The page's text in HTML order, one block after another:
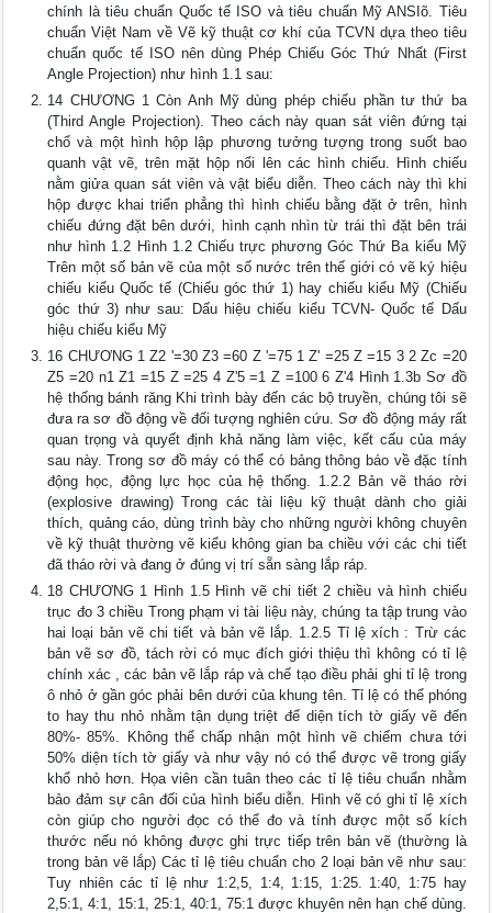
chính là tiêu chuẩn Quốc tế ISO và tiêu chuẩn Mỹ ANSIõ. Tiêu
chuẩn Việt Nam về Vẽ kỹ thuật cơ khí của TCVN dựa theo tiêu
chuẩn quốc tế ISO nên dùng Phép Chiếu Góc Thứ Nhất (First
Angle Projection) như hình 1.1 sau:
14 CHƯƠNG 1 Còn Anh Mỹ dùng phép chiếu phần tư thứ ba
(Third Angle Projection). Theo cách này quan sát viên đứng tại
chổ và một hình hộp lập phương tưởng tượng trong suốt bao
quanh vật vẽ, trên mặt hộp nổi lên các hình chiếu. Hình chiếu
nằm giửa quan sát viên và vật biểu diễn. Theo cách này thì khi
hộp được khai triển phẳng thì hình chiếu bằng đặt ở trên, hình
chiếu đứng đặt bên dưới, hình cạnh nhìn từ trái thì đặt bên trái
như hình 1.2 Hình 1.2 Chiếu trực phương Góc Thứ Ba kiểu Mỹ
Trên một số bản vẽ của một số nước trên thế giới có vẽ ký hiệu
chiếu kiểu Quốc tế (Chiếu góc thứ 1) hay chiếu kiểu Mỹ (Chiếu
góc thứ 3) như sau: Dấu hiệu chiếu kiểu TCVN- Quốc tế Dấu
hiệu chiếu kiểu Mỹ
16 CHƯƠNG 1 Z2 '=30 Z3 =60 Z '=75 1 Z' =25 Z =15 3 2 Zc =20
Z5 =20 n1 Z1 =15 Z =25 4 Z'5 =1 Z =100 6 Z'4 Hình 1.3b Sơ đồ
hệ thống bánh răng Khi trình bày đến các bộ truyền, chúng tôi sẽ
đưa ra sơ đồ động về đối tượng nghiên cứu. Sơ đồ động máy rất
quan trọng và quyết định khả năng làm việc, kết cấu của máy
sau này. Trong sơ đồ máy có thể có bảng thông báo về đặc tính
động học, động lực học của hệ thống. 1.2.2 Bản vẽ tháo rời
(explosive drawing) Trong các tài liệu kỹ thuật dành cho giải
thích, quảng cáo, dùng trình bày cho những người không chuyên
về kỹ thuật thường vẽ kiểu không gian ba chiều với các chi tiết
đã tháo rời và đang ở đúng vị trí sẵn sàng lắp ráp.
18 CHƯƠNG 1 Hình 1.5 Hình vẽ chi tiết 2 chiều và hình chiếu
trục đo 3 chiều Trong phạm vi tài liệu này, chúng ta tập trung vào
hai loại bản vẽ chi tiết và bản vẽ lắp. 1.2.5 Tỉ lệ xích : Trừ các
bản vẽ sơ đồ, tách rời có mục đích giới thiệu thì không có tỉ lệ
chính xác , các bản vẽ lắp ráp và chế tạo điều phải ghi tỉ lệ trong
ô nhỏ ở gần góc phải bên dưới của khung tên. Tỉ lệ có thể phóng
to hay thu nhỏ nhằm tận dụng triệt để diện tích tờ giấy vẽ đến
80%- 85%. Không thể chấp nhận một hình vẽ chiếm chưa tới
50% diện tích tờ giấy và như vậy nó có thể được vẽ trong giấy
khổ nhỏ hơn. Họa viên cần tuân theo các tỉ lệ tiêu chuẩn nhằm
bảo đảm sự cân đối của hình biểu diễn. Hình vẽ có ghi tỉ lệ xích
còn giúp cho người đọc có thể đo và tính được một số kích
thước nếu nó không được ghi trực tiếp trên bản vẽ (thường là
trong bản vẽ lắp) Các tỉ lệ tiêu chuẩn cho 2 loại bản vẽ như sau:
Tuy nhiên các tỉ lệ như 1:2,5, 1:4, 1:15, 1:25. 1:40, 1:75 hay
2,5:1, 4:1, 15:1, 25:1, 40:1, 75:1 được khuyên nên hạn chế dùng.